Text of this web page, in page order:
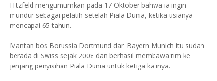
Hitzfeld mengumumkan pada 17 Oktober bahwa ia ingin
mundur sebagai pelatih setelah Piala Dunia, ketika usianya
mencapai 65 tahun.
Mantan bos Borussia Dortmund dan Bayern Munich itu sudah
berada di Swiss sejak 2008 dan berhasil membawa tim ke
jenjang penyisihan Piala Dunia untuk ketiga kalinya.